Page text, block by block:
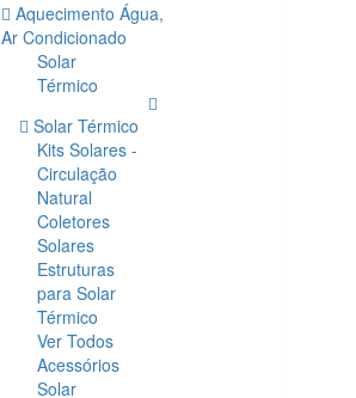
Aquecimento Água,
Ar Condicionado
Solar
Térmico
Solar Térmico
Kits Solares -
Circulação
Natural
Coletores
Solares
Estruturas
para Solar
Térmico
Ver Todos
Acessórios
Solar